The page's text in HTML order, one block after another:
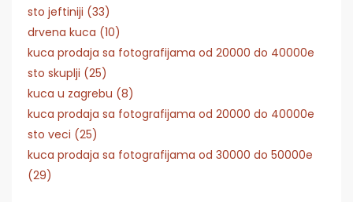
sto jeftiniji (33)
drvena kuca (10)
kuca prodaja sa fotografijama od 20000 do 40000e
sto skuplji (25)
kuca u zagrebu (8)
kuca prodaja sa fotografijama od 20000 do 40000e
sto veci (25)
kuca prodaja sa fotografijama od 30000 do 50000e
(29)